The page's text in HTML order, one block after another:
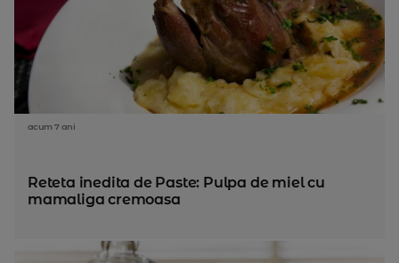
acum 7 ani
Reteta inedita de Paste: Pulpa de miel cu
mamaliga cremoasa